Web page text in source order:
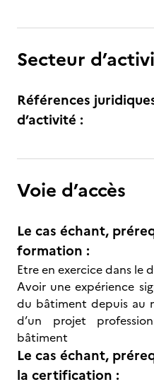
Secteur
Références
d’activité :
Voie d’accès
Le cas échant,
formation :
Etre en exercice dans le
Avoir une expérience
du bâtiment depuis au
d’un projet
bâtiment
Le cas échant,
la certification :